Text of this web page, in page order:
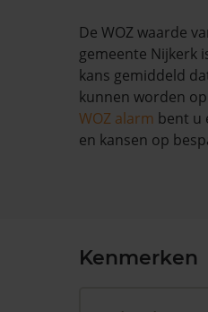
De WOZ waarde
gemeente Nijkerk
kans gemiddeld
kunnen worden
WOZ alarm bent u
en kansen op
Kenmerken